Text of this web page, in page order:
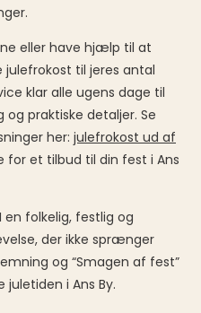
eller have hjælp til at
til jeres antal
klar alle ugens dage til
praktiske detaljer. Se
her: julefrokost ud af
for et tilbud til din fest i Ans
en folkelig, festlig og
der ikke sprænger
og “Smagen af fest”
i Ans By.